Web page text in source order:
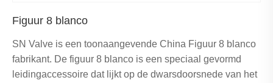
Figuur 8 blanco
SN Valve is een toonaangevende China Figuur 8 blanco
fabrikant. De figuur 8 blanco is een speciaal gevormd
leidingaccessoire dat lijkt op de dwarsdoorsnede van het